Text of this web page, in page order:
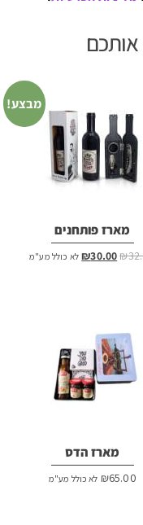
אותכם
מבצע!
מארז פותחנים
₪המחיר₪30.00 המחיר
לא כולל מע"מ
מארז הדס
₪65.00 לא כולל מע"מ